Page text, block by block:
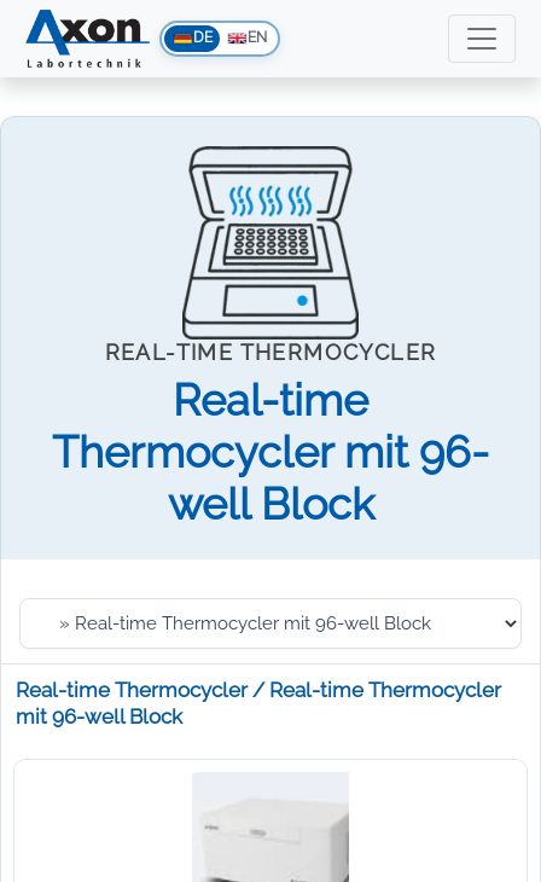
DE EN
REAL-TIME THERMOCYCLER
Real-time
Thermocycler mit 96-
well Block
Real-time Thermocycler / Real-time Thermocycler
mit 96-well Block